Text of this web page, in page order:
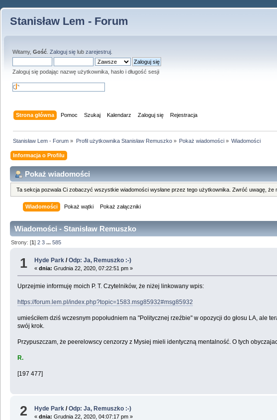
Stanisław Lem - Forum
Witamy, Gość Zaloguj się lub zarejestruj
Zaloguj się podając nazwę użytkownika, hasło i długość sesji
Strona główna Pomoc Szukaj Kalendarz Zaloguj się Rejestracja
Stanisław Lem - Forum » Profil użytkownika Stanisław Remuszko» Pokaż wiadomości» Wiadomości
Informacja o Profilu
Pokaż wiadomości
Ta sekcja pozwala Ci zobaczyć wszystkie wiadomości wysłane przez tego użytkownika. Zwróć uwagę,
Wiadomości Pokaż wątki Pokaż załączniki
Wiadomości - Stanisław Remuszko
Strony: [1]2 3 ...585
1 Hyde Park /Odp: Ja, Remuszko :-)
«dnia: Grudnia 22, 2020, 07:22:51 pm »
Uprzejmie informuję moich P. T. Czytelników, że niżej linkowany wpis:
https://forum.lem.pl/index.php?topic=1583.msg85932#msg85932
umieściłem dziś wczesnym popołudniem na "Politycznej rzeźbie" w opozycji do głosu LA, ale
swój krok.
Przypuszczam, że peerelowscy cenzorzy z Mysiej mieli identyczną mentalność. O tych
R.
[197 477]
2 Hyde Park /Odp: Ja, Remuszko :-)
«dnia: Grudnia 22, 2020, 04:07:17 pm »